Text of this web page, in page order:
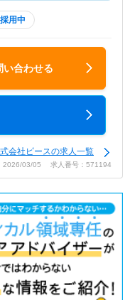
用中
い合わせる
会社ピースの求人一覧
2026/03/05 求人番号：571194